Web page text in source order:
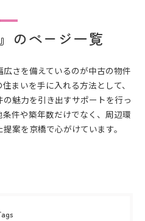
のページ一覧
さを備えているのが中古の物件
まいを手に入れる方法として、
魅力を引き出すサポートを行っ
件や築年数だけでなく、周辺環
案を京橋で心がけています。